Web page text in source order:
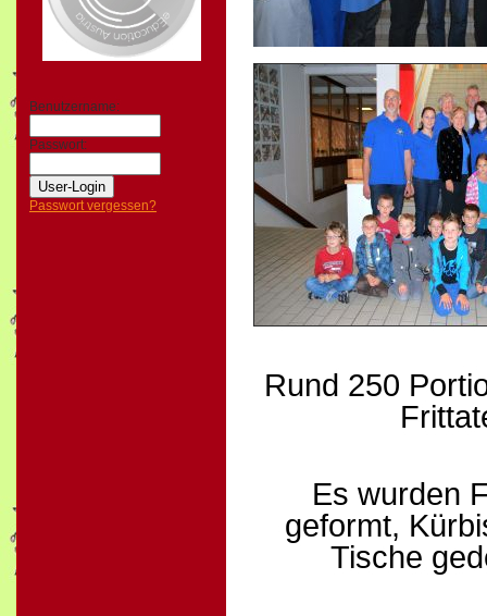
Benutzername:
Passwort:
Passwort vergessen?
Rund 250
Es wurden
geformt,
Tische